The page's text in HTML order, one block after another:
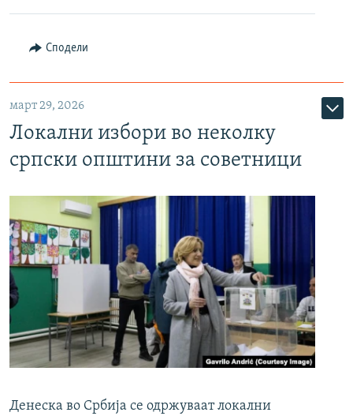
Сподели
март 29, 2026
Локални избори во неколку
српски општини за советници
Денеска во Србија се одржуваат локални